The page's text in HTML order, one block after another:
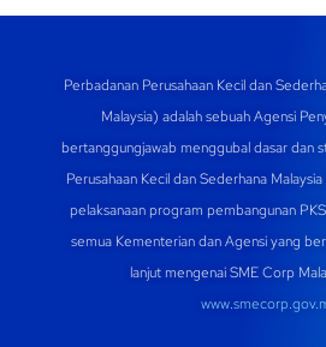
Perbadanan Perusahaan Kecil dan
Malaysia) adalah sebuah Agensi
bertanggungjawab menggubal dasar dan
Perusahaan Kecil dan Sederhana
pelaksanaan program pembangunan
semua Kementerian dan Agensi yang
lanjut mengenai SME Corp